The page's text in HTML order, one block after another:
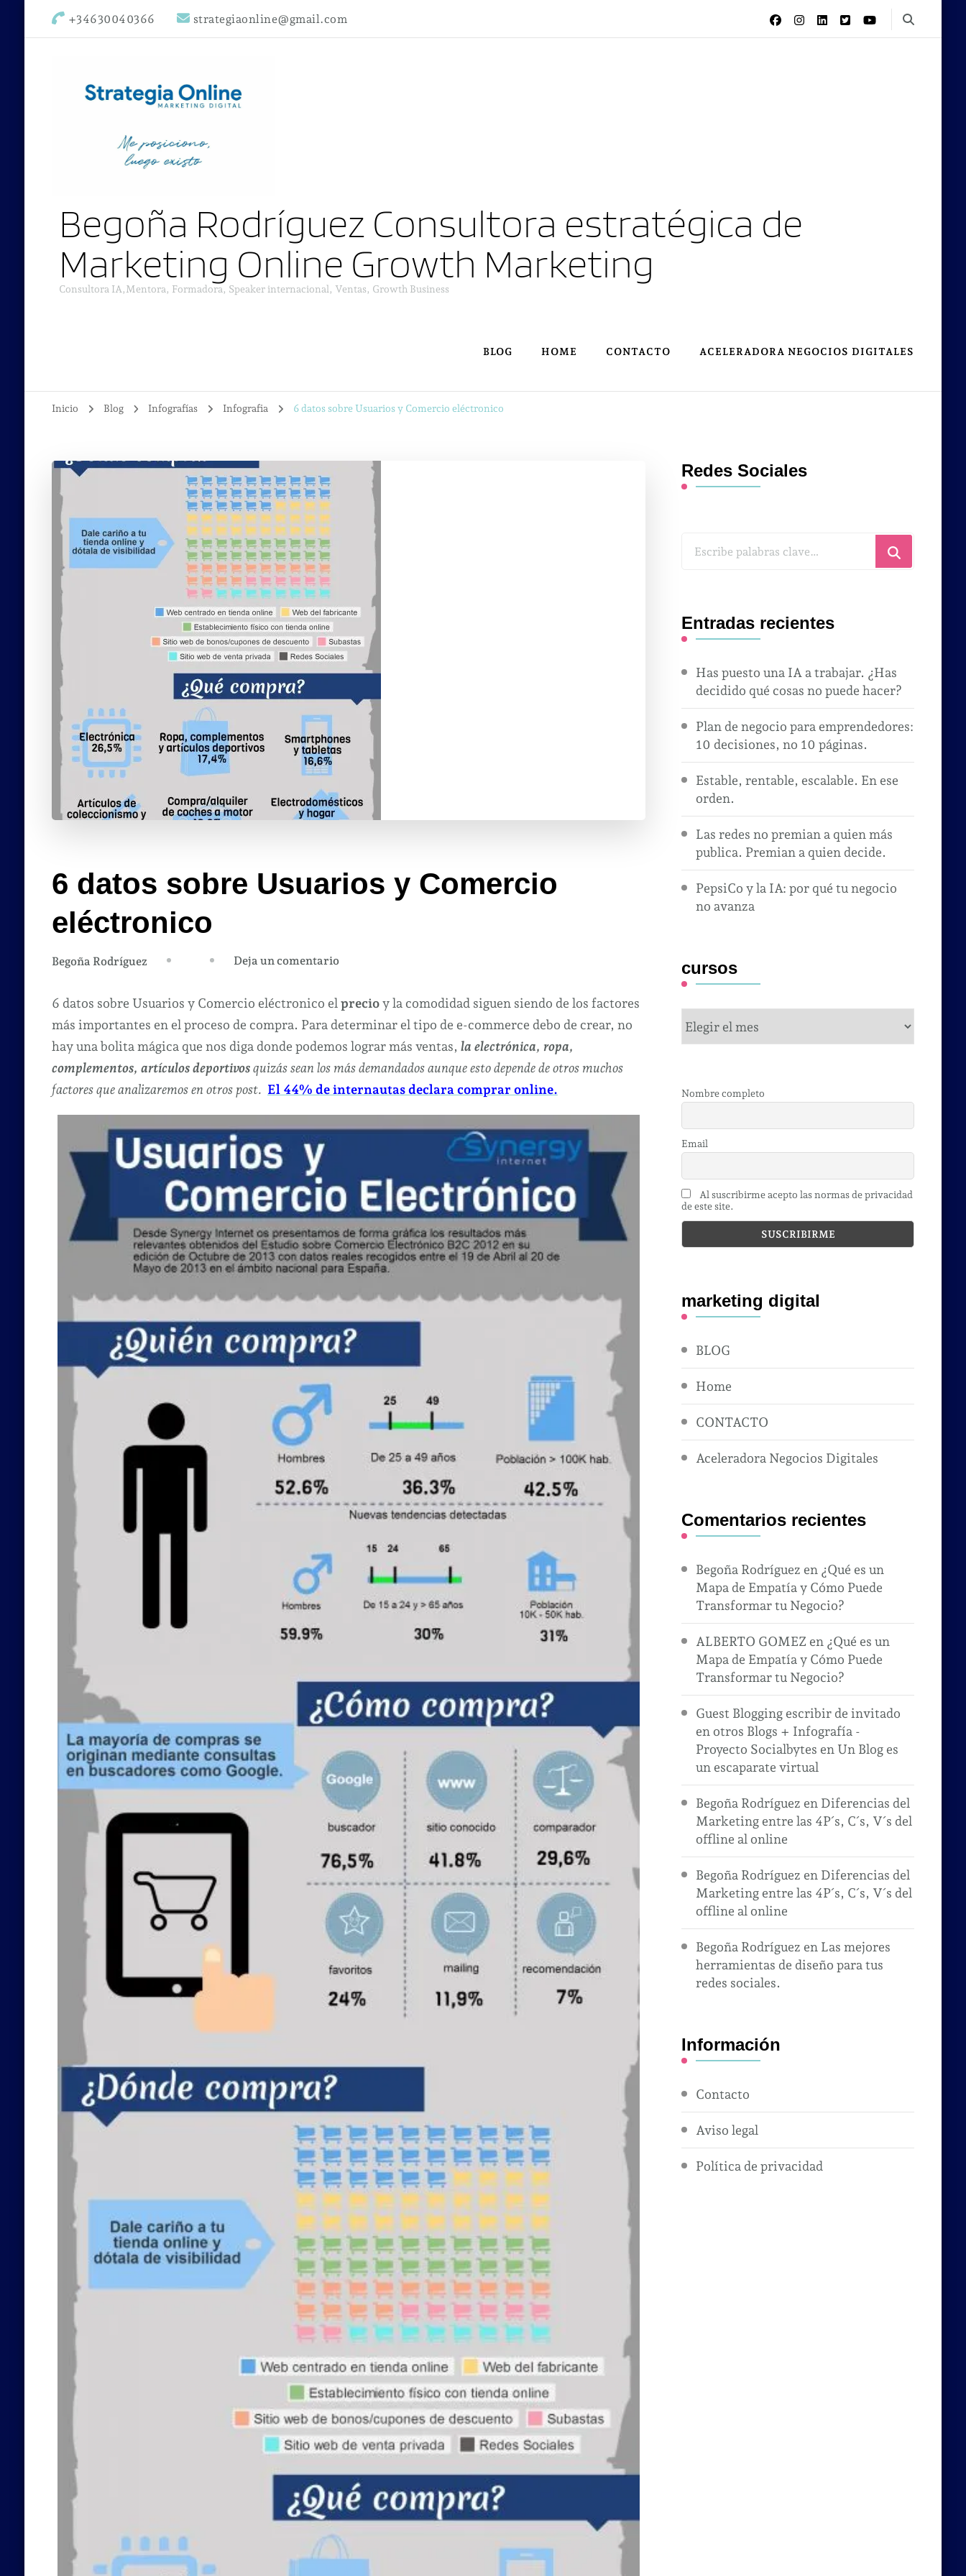
+34630040366 strategiaonline@gmail.com
Begoña Rodríguez Consultora estratégica de
Marketing Online Growth Marketing
Consultora IA,Mentora, Formadora, Speaker internacional, Ventas, Growth Business
BLOG HOME CONTACTO ACELERADORA NEGOCIOS DIGITALES
Inicio Blog Infografías Infografia 6 datos sobre Usuarios y Comercio eléctronico
6 datos sobre Usuarios y Comercio
eléctronico
Begoña Rodríguez Deja un comentarioen
datos
sobre
Usuarios
Comercio
eléctronico
6 datos sobre Usuarios y Comercio eléctronico el precioy la comodidad siguen siendo de los factores
más importantes en el proceso de compra. Para determinar el tipo de e-commerce debo de crear, no
hay una bolita mágica que nos diga donde podemos lograr más ventas, la electrónica, ropa,
complementos, artículos deportivosquizás sean los más demandados aunque esto depende de otros muchos
factores que analizaremos en otros post. El 44% de internautas declara comprar online.
Redes Sociales
¿Buscas
Entradas recientes
Has puesto una IA a trabajar. ¿Has
decidido qué cosas no puede hacer?
Plan de negocio para emprendedores:
10 decisiones, no 10 páginas.
Estable, rentable, escalable. En ese
orden.
Las redes no premian a quien más
publica. Premian a quien decide.
PepsiCo y la IA: por qué tu negocio
no avanza
cursos
cursos
Nombre completo
Email
Al suscribirme acepto las normas de privacidad
de este site.
marketing digital
BLOG
Home
CONTACTO
Aceleradora Negocios Digitales
Comentarios recientes
Begoña Rodríguez en ¿Qué es un
Mapa de Empatía y Cómo Puede
Transformar tu Negocio?
ALBERTO GOMEZ en ¿Qué es un
Mapa de Empatía y Cómo Puede
Transformar tu Negocio?
Guest Blogging escribir de invitado
en otros Blogs + Infografía -
Proyecto Socialbytes en Un Blog es
un escaparate virtual
Begoña Rodríguez en Diferencias del
Marketing entre las 4P´s, C´s, V´s del
offline al online
Begoña Rodríguez en Diferencias del
Marketing entre las 4P´s, C´s, V´s del
offline al online
Begoña Rodríguez en Las mejores
herramientas de diseño para tus
redes sociales.
Información
Contacto
Aviso legal
Política de privacidad